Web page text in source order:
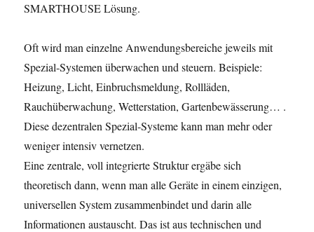
SMARTHOUSE Lösung.
Oft wird man einzelne Anwendungsbereiche jeweils mit
Spezial-Systemen überwachen und steuern. Beispiele:
Heizung, Licht, Einbruchsmeldung, Rollläden,
Rauchüberwachung, Wetterstation, Gartenbewässerung… .
Diese dezentralen Spezial-Systeme kann man mehr oder
weniger intensiv vernetzen.
Eine zentrale, voll integrierte Struktur ergäbe sich
theoretisch dann, wenn man alle Geräte in einem einzigen,
universellen System zusammenbindet und darin alle
Informationen austauscht. Das ist aus technischen und